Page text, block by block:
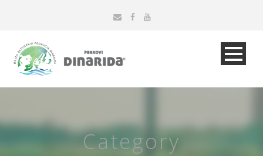
Category